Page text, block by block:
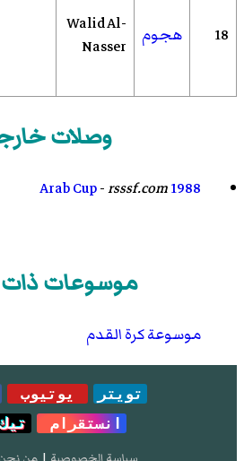
18 هجوم
Walid Al-
Nasser
وصلات
1988 Arab Cup
-rsssf.com
موسوعات
موسوعة كرة القدم
تويتر يوتيوب
انستقرام